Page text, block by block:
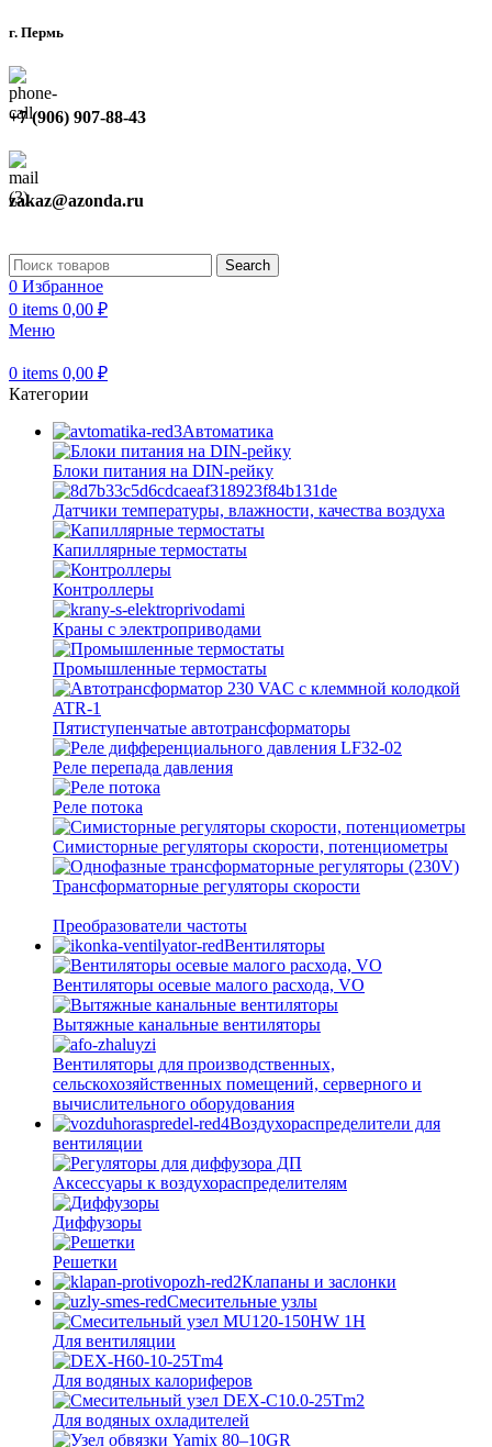
г. Пермь
+7 (906) 907-88-43
zakaz@azonda.ru
Search
0 Избранное
0 items 0,00 ₽
Меню
0 items 0,00 ₽
Категории
Автоматика
Блоки питания на DIN-рейку
Датчики температуры, влажности, качества воздуха
Капиллярные термостаты
Контроллеры
Краны с электроприводами
Промышленные термостаты
Пятиступенчатые автотрансформаторы
Реле перепада давления
Реле потока
Симисторные регуляторы скорости, потенциометры
Трансформаторные регуляторы скорости
Преобразователи частоты
Вентиляторы
Вентиляторы осевые малого расхода, VO
Вытяжные канальные вентиляторы
Вентиляторы для производственных,
сельскохозяйственных помещений, серверного и
вычислительного оборудования
Воздухораспределители для
вентиляции
Аксессуары к воздухораспределителям
Диффузоры
Решетки
Клапаны и заслонки
Смесительные узлы
Для вентиляции
Для водяных калориферов
Для водяных охладителей